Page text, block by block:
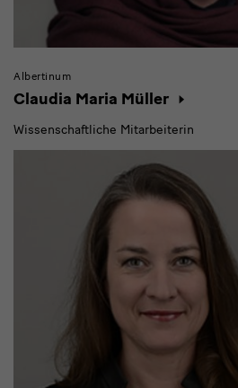
Albertinum
Claudia Maria Müller
Wissenschaftliche Mitarbeiterin